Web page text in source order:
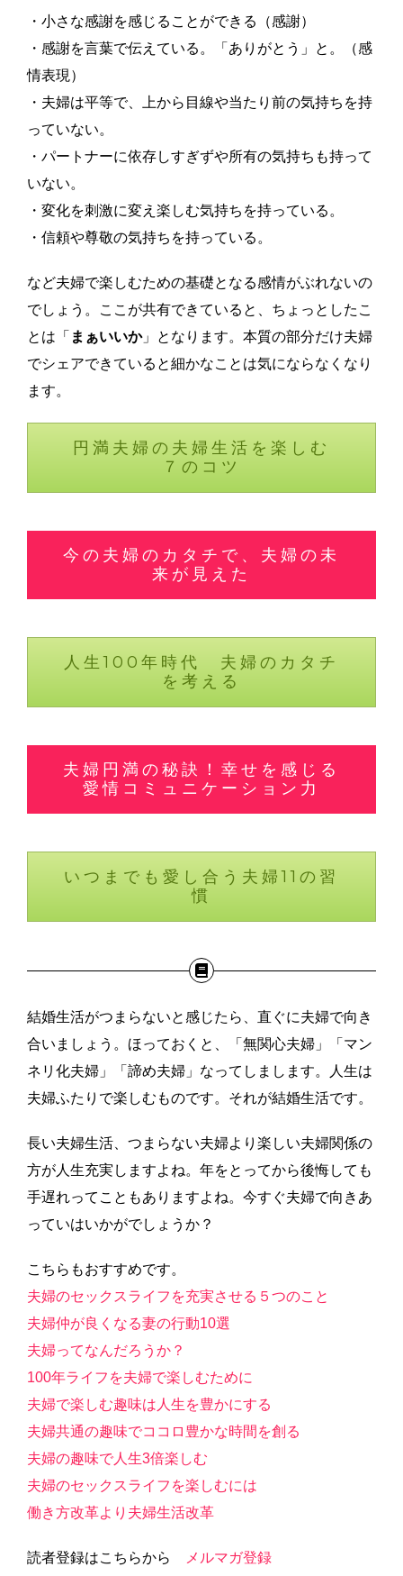
・小さな感謝を感じることができる（感謝）
・感謝を言葉で伝えている。「ありがとう」と。（感
情表現）
・夫婦は平等で、上から目線や当たり前の気持ちを持
っていない。
・パートナーに依存しすぎずや所有の気持ちも持って
いない。
・変化を刺激に変え楽しむ気持ちを持っている。
・信頼や尊敬の気持ちを持っている。
など夫婦で楽しむための基礎となる感情がぶれないの
でしょう。ここが共有できていると、ちょっとしたこ
とは「 まぁいいか」となります。本質の部分だけ夫婦
でシェアできていると細かなことは気にならなくなり
ます。
円満夫婦の夫婦生活を楽しむ
７のコツ
今の夫婦のカタチで、夫婦の未
来が見えた
人生100年時代 夫婦のカタチ
を考える
夫婦円満の秘訣！幸せを感じる
愛情コミュニケーション力
いつまでも愛し合う夫婦11の習
慣
結婚生活がつまらないと感じたら、直ぐに夫婦で向き
合いましょう。ほっておくと、「無関心夫婦」「マン
ネリ化夫婦」「諦め夫婦」なってしまします。人生は
夫婦ふたりで楽しむものです。それが結婚生活です。
長い夫婦生活、つまらない夫婦より楽しい夫婦関係の
方が人生充実しますよね。年をとってから後悔しても
手遅れってこともありますよね。今すぐ夫婦で向きあ
っていはいかがでしょうか？
こちらもおすすめです。
夫婦のセックスライフを充実させる５つのこと
夫婦仲が良くなる妻の行動10選
夫婦ってなんだろうか？
100年ライフを夫婦で楽しむために
夫婦で楽しむ趣味は人生を豊かにする
夫婦共通の趣味でココロ豊かな時間を創る
夫婦の趣味で人生3倍楽しむ
夫婦のセックスライフを楽しむには
働き方改革より夫婦生活改革
読者登録はこちらから
メルマガ登録